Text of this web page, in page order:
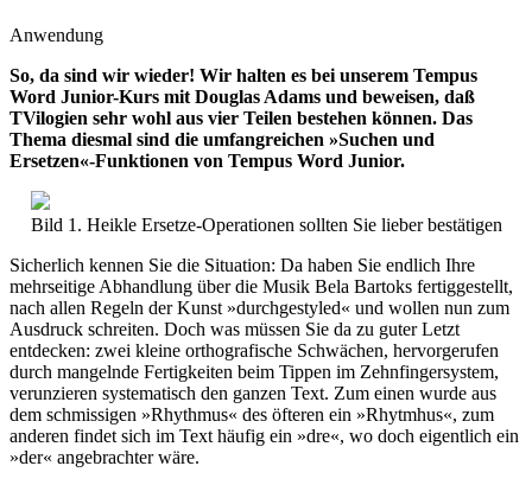
Anwendung
So, da sind wir wieder! Wir halten es bei unserem Tempus
Word Junior-Kurs mit Douglas Adams und beweisen, daß
TVilogien sehr wohl aus vier Teilen bestehen können. Das
Thema diesmal sind die umfangreichen »Suchen und
Ersetzen«-Funktionen von Tempus Word Junior.
Bild 1. Heikle Ersetze-Operationen sollten Sie lieber bestätigen
Sicherlich kennen Sie die Situation: Da haben Sie endlich Ihre
mehrseitige Abhandlung über die Musik Bela Bartoks fertiggestellt,
nach allen Regeln der Kunst »durchgestyled« und wollen nun zum
Ausdruck schreiten. Doch was müssen Sie da zu guter Letzt
entdecken: zwei kleine orthografische Schwächen, hervorgerufen
durch mangelnde Fertigkeiten beim Tippen im Zehnfingersystem,
verunzieren systematisch den ganzen Text. Zum einen wurde aus
dem schmissigen »Rhythmus« des öfteren ein »Rhytmhus«, zum
anderen findet sich im Text häufig ein »dre«, wo doch eigentlich ein
»der« angebrachter wäre.